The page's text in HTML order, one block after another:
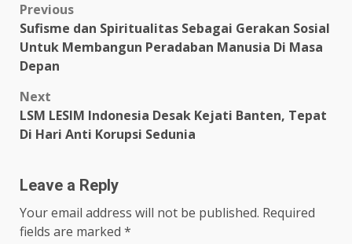
Post
navigation
Previous
Sufisme dan Spiritualitas Sebagai Gerakan Sosial
Untuk Membangun Peradaban Manusia Di Masa
Depan
Next
LSM LESIM Indonesia Desak Kejati Banten, Tepat
Di Hari Anti Korupsi Sedunia
Leave a Reply
Your email address will not be published. Required
fields are marked *